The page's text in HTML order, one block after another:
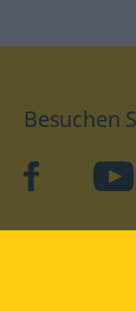
Besuchen
facebook